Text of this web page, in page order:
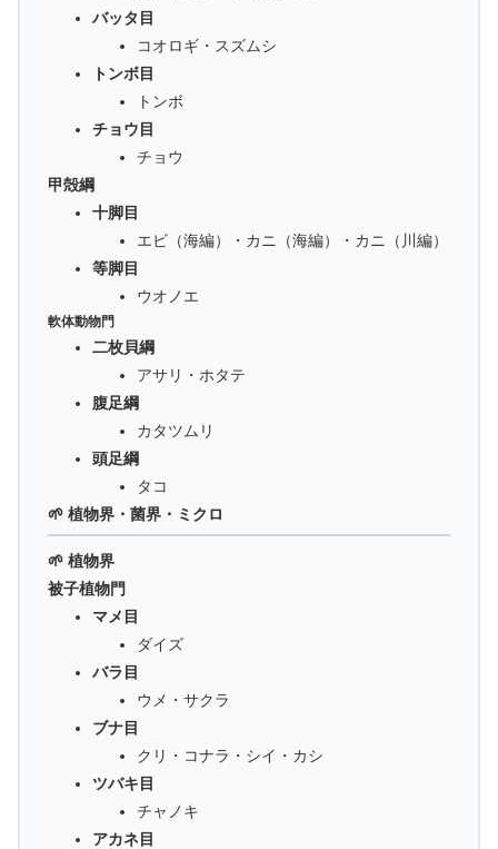
バッタ目
コオロギ・スズムシ
トンボ目
トンボ
チョウ目
チョウ
甲殻綱
十脚目
エビ（海編）・カニ（海編）・カニ（川編）
等脚目
ウオノエ
軟体動物門
二枚貝綱
アサリ・ホタテ
腹足綱
カタツムリ
頭足綱
タコ
🌱 植物界・菌界・ミクロ
🌱 植物界
被子植物門
マメ目
ダイズ
バラ目
ウメ・サクラ
ブナ目
クリ・コナラ・シイ・カシ
ツバキ目
チャノキ
アカネ目